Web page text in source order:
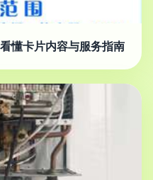
懂卡片内容与服务指南